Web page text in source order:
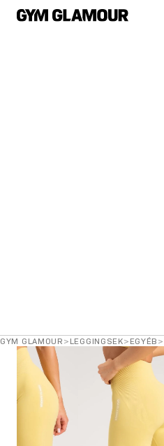
GYM GLAMOUR > LEGGINGSEK> EGYÉB >